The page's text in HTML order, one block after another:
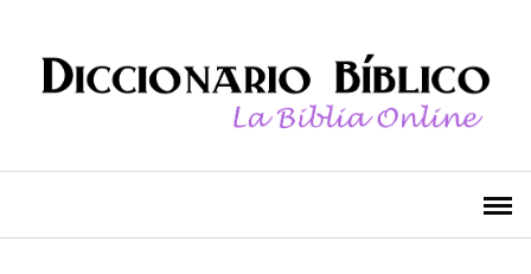
contenido